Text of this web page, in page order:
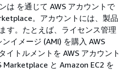
は を通じて AWS アカウントで
。アカウントには、製品
す。たとえば、ライセンス管理
イメージ (AMI) を購入 AWS
イトルメントを AWS アカウント
Marketplace と Amazon EC2 を